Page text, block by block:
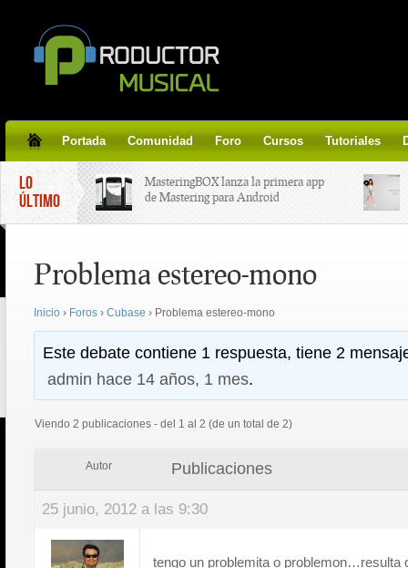
Portada Comunidad Foro Cursos Tutoriales
LO
ÚLTIMO
MasteringBOX lanza la primera app
de Mastering para Android
line gratis!
Korg lanza SDD-3000, el nuevo
pedal de delay.
Tutorial de CLA Effects, aprende a
Problema estereo-mono
Inicio › Foros › Cubase › Problema estereo-mono
Este debate contiene 1 respuesta, tiene 2
admin hace 14 años, 1 mes.
Viendo 2 publicaciones - del 1 al 2 (de un total de 2)
Autor Publicaciones
25 junio, 2012 a las 9:30
tengo un problemita o problemon…resulta